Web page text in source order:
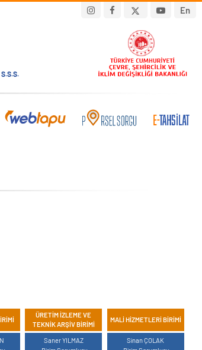
En
S.S.S.
Saner YILMAZ
MAVİ
ÜRETIM İZLEME VE
TEKNIK ARŞIV BIRIMI
Sinan ÇOLAK
MAVİ
MALI HIZMETLERI BIRIMI